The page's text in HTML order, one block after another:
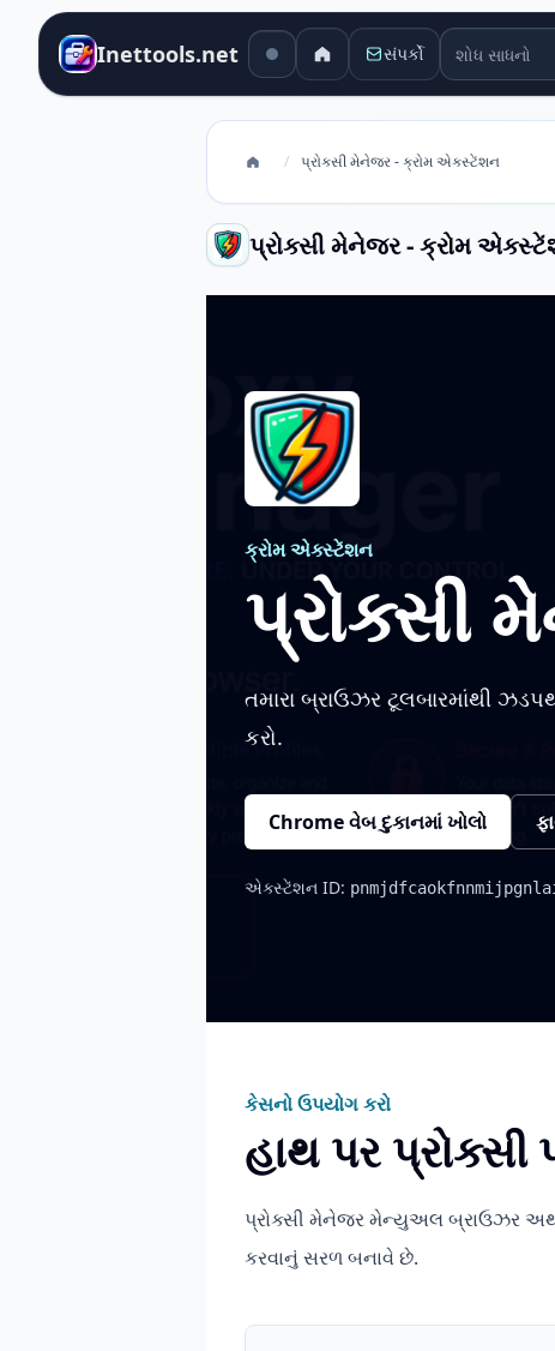
Inettools.net સંપર્કો શોધ સાધનો
/ પ્રોક્સી મેનેજર - ક્રોમ એક્સ્ટેંશન
પ્રોક્સી મેનેજર - ક્રોમ
ક્રોમ એક્સ્ટેંશન
પ્રોક્સી
તમારા બ્રાઉઝર ટૂલબારમાંથી
કરો.
Chrome વેબ દુકાનમાં ખોલો
એક્સ્ટેંશન ID:
કેસનો ઉપયોગ કરો
હાથ પર પ્રોક્સી
પ્રોક્સી મેનેજર મેન્યુઅલ બ્રાઉઝર
કરવાનું સરળ બનાવે છે.